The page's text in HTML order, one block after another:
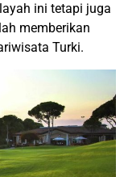
ini tetapi juga
memberikan
Turki.